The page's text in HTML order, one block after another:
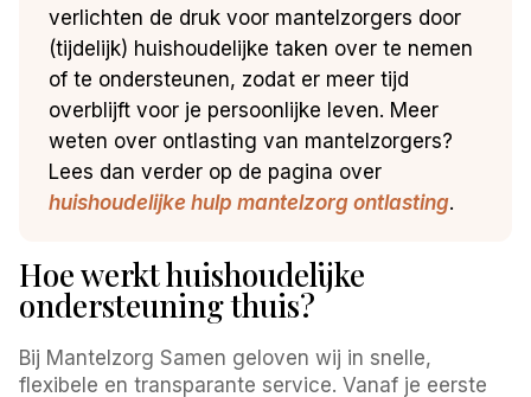
verlichten de druk voor mantelzorgers door
(tijdelijk) huishoudelijke taken over te nemen
of te ondersteunen, zodat er meer tijd
overblijft voor je persoonlijke leven. Meer
weten over ontlasting van mantelzorgers?
Lees dan verder op de pagina over
huishoudelijke hulp mantelzorg ontlasting.
Hoe werkt huishoudelijke
ondersteuning thuis?
Bij Mantelzorg Samen geloven wij in snelle,
flexibele en transparante service. Vanaf je eerste